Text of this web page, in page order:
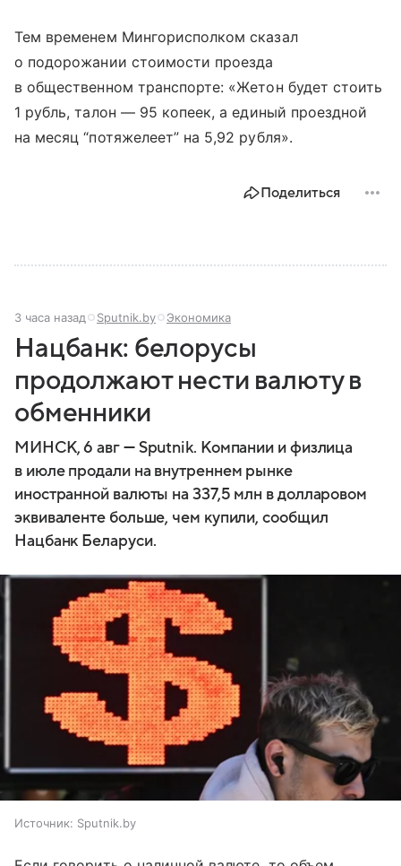
Тем временем Мингорисполком сказал
о подорожании стоимости проезда
в общественном транспорте: «Жетон будет стоить
1 рубль, талон — 95 копеек, а единый проездной
на месяц “потяжелеет” на 5,92 рубля».
Поделиться
3 часа назад Sputnik.by Экономика
Нацбанк: белорусы
продолжают нести валюту в
обменники
МИНСК, 6 авг — Sputnik. Компании и физлица
в июле продали на внутреннем рынке
иностранной валюты на 337,5 млн в долларовом
эквиваленте больше, чем купили, сообщил
Нацбанк Беларуси.
Источник: Sputnik.by